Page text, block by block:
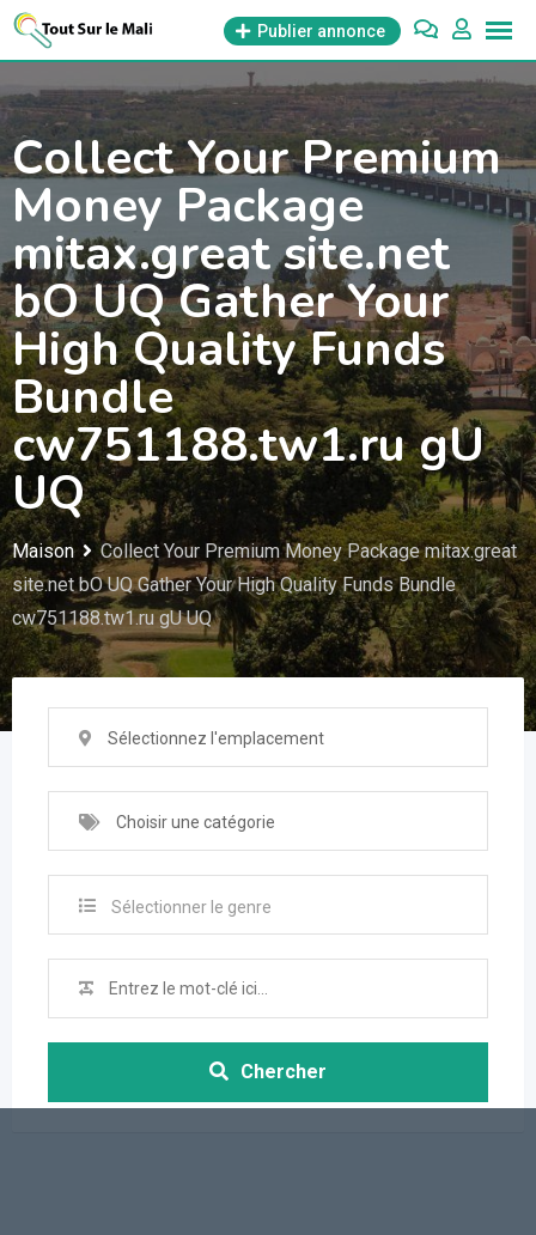
Aller
Publier annonce
Collect Your Premium
Money Package
mitax.great site.net
bO UQ Gather Your
High Quality Funds
Bundle
cw751188.tw1.ru gU
UQ
Maison
Collect Your Premium Money Package mitax.great
site.net bO UQ Gather Your High Quality Funds Bundle
cw751188.tw1.ru gU UQ
Sélectionnez l'emplacement
Choisir une catégorie
Sélectionner le genre
Chercher